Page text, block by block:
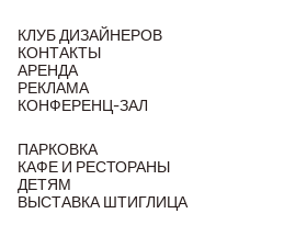
КЛУБ ДИЗАЙНЕРОВ
КОНТАКТЫ
АРЕНДА
РЕКЛАМА
КОНФЕРЕНЦ-ЗАЛ
ПАРКОВКА
КАФЕ И РЕСТОРАНЫ
ДЕТЯМ
ВЫСТАВКА ШТИГЛИЦА